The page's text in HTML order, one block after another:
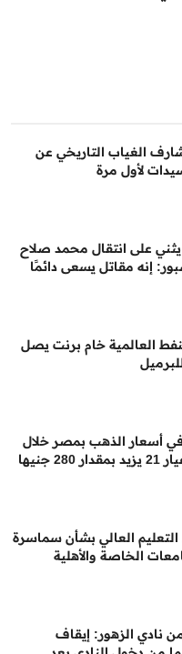
الغياب التاريخي عن
لأول مرة
على انتقال محمد صلاح
إنه مقاتل يسعى دائمًا
العالمية خام برنت يصل
أسعار الذهب بمصر خلال
جنيها
العالي بشأن سماسرة
الخاصة والأهلية
نادي الزهور: إيقاف